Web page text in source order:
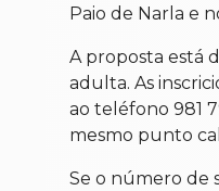
Paio de Narla e
A proposta está
adulta. As
ao teléfono 981
mesmo punto
Se o número de